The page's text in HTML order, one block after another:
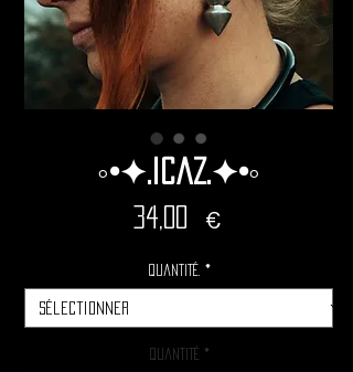
◦•✦.Icaz.✦•◦
34,00 €Prix
Quantité. *
Quantité *